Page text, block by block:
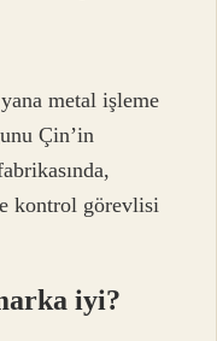
metal işleme
Çin’in
kontrol görevlisi
iyi?